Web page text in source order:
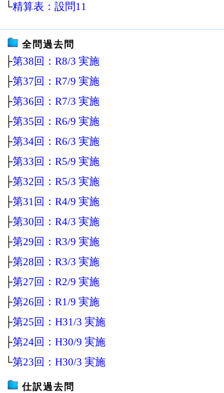
└精算表：設問11
全問過去問
├第38回：R8/3 実施
├第37回：R7/9 実施
├第36回：R7/3 実施
├第35回：R6/9 実施
├第34回：R6/3 実施
├第33回：R5/9 実施
├第32回：R5/3 実施
├第31回：R4/9 実施
├第30回：R4/3 実施
├第29回：R3/9 実施
├第28回：R3/3 実施
├第27回：R2/9 実施
├第26回：R1/9 実施
├第25回：H31/3 実施
├第24回：H30/9 実施
└第23回：H30/3 実施
仕訳過去問